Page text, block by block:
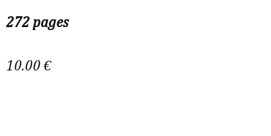
272 pages
10.00 €